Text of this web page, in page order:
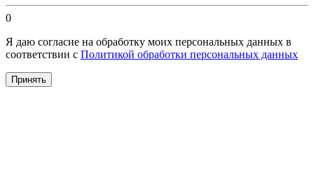
0
Я даю согласие на обработку моих персональных данных в
соответствии с Политикой обработки персональных данных
Принять